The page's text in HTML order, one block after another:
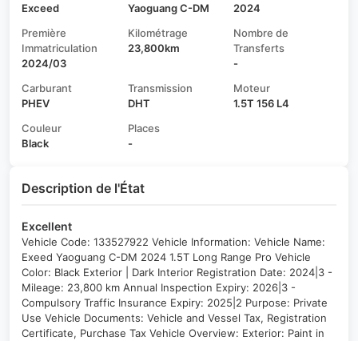
Exceed
Yaoguang C-DM
2024
Première
Immatriculation
2024/03
Kilométrage
23,800km
Nombre de
Transferts
-
Carburant
PHEV
Transmission
DHT
Moteur
1.5T 156 L4
Couleur
Black
Places
-
Description de l'État
Excellent
Vehicle Code: 133527922 Vehicle Information: Vehicle Name:
Exeed Yaoguang C-DM 2024 1.5T Long Range Pro Vehicle
Color: Black Exterior | Dark Interior Registration Date: 2024|3 -
Mileage: 23,800 km Annual Inspection Expiry: 2026|3 -
Compulsory Traffic Insurance Expiry: 2025|2 Purpose: Private
Use Vehicle Documents: Vehicle and Vessel Tax, Registration
Certificate, Purchase Tax Vehicle Overview: Exterior: Paint in